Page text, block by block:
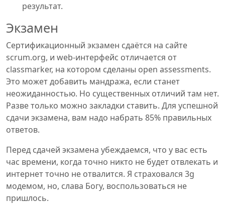
результат.
Экзамен
Сертификационный экзамен сдаётся на сайте
scrum.org, и web-интерфейс отличается от
classmarker, на котором сделаны open assessments.
Это может добавить мандража, если станет
неожиданностью. Но существенных отличий там нет.
Разве только можно закладки ставить. Для успешной
сдачи экзамена, вам надо набрать 85% правильных
ответов.
Перед сдачей экзамена убеждаемся, что у вас есть
час времени, когда точно никто не будет отвлекать и
интернет точно не отвалится. Я страховался 3g
модемом, но, слава Богу, воспользоваться не
пришлось.